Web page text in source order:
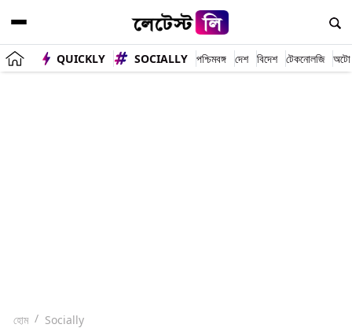
QUICKLY SOCIALLY পশ্চিমবঙ্গ দেশ বিদেশ টেকনোলজি অটো
হোম Socially